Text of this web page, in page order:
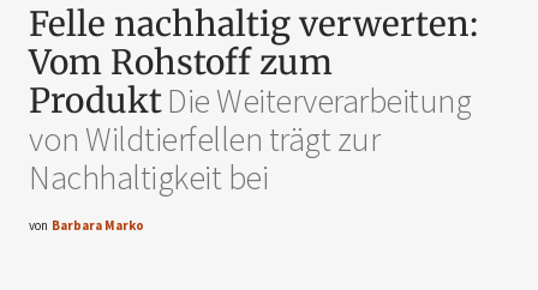
Felle nachhaltig verwerten:
Vom Rohstoff zum
ProduktDie Weiterverarbeitung
von Wildtierfellen trägt zur
Nachhaltigkeit bei
von Barbara Marko